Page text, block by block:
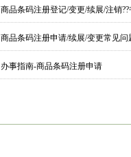
商品条码注册登记/变更/续展/注销
商品条码注册申请/续展/变更常见问
办事指南-商品条码注册申请